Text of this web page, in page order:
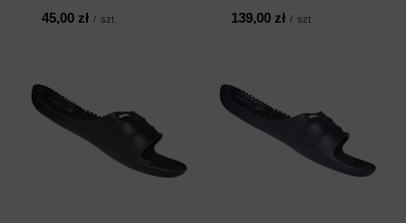
45,00 zł / szt. 139,00 zł / szt.